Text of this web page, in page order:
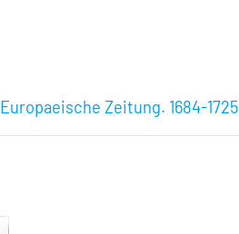
Europaeische Zeitung. 1684-1725